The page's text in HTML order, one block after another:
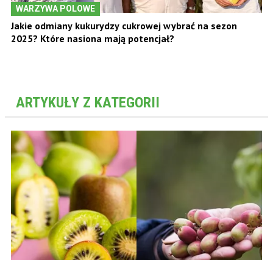
WARZYWA POLOWE
Jakie odmiany kukurydzy cukrowej wybrać na sezon
2025? Które nasiona mają potencjał?
ARTYKUŁY Z KATEGORII